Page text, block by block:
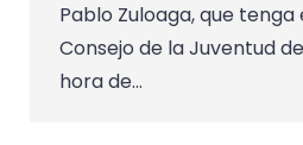
Pablo Zuloaga, que
Consejo de la Juventud
hora de…